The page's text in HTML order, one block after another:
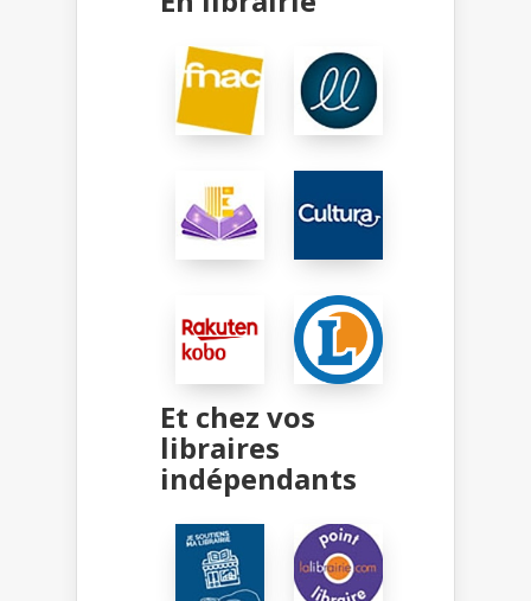
Et chez vos
libraires
indépendants